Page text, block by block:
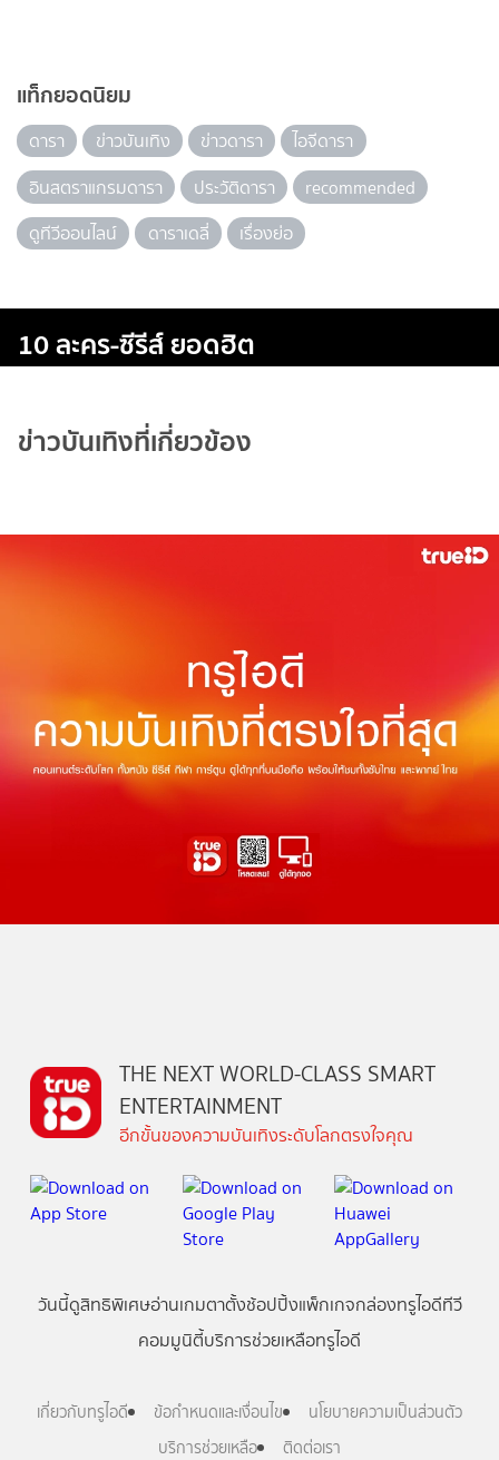
แท็กยอดนิยม
ดารา ข่าวบันเทิง ข่าวดารา
ไอจีดารา
อินสตราแกรมดารา
ประวัติดารา
recommended
ดูทีวีออนไลน์
ดาราเดลี่ เรื่องย่อ
10 ละคร-ซีรีส์ ยอดฮิต
ข่าวบันเทิงที่เกี่ยวข้อง
THE NEXT WORLD-CLASS SMART
ENTERTAINMENT
อีกขั้นของความบันเทิงระดับโลกตรงใจคุณ
วันนี้ดูสิทธิพิเศษอ่านเกมตาตั้งช้อปปิ้งแพ็กเกจกล่องทรูไอดีทีวี
คอมมูนิตี้บริการช่วยเหลือทรูไอดี
เกี่ยวกับทรูไอดี ข้อกำหนดและเงื่อนไข
นโยบายความเป็นส่วนตัว
บริการช่วยเหลือ
ติดต่อเรา